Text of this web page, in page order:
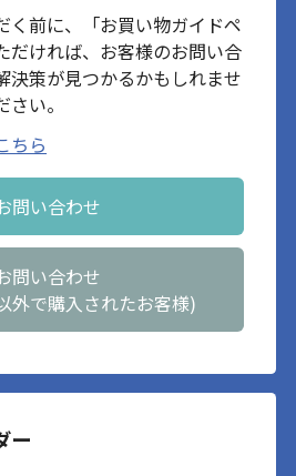
く前に、「お買い物ガイドペ
だければ、お客様のお問い合
決策が見つかるかもしれませ
い。
ちら
問い合わせ
問い合わせ
外で購入されたお客様)
ー